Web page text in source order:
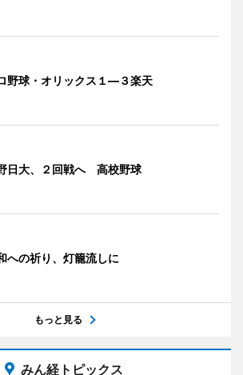
野球・オリックス１―３楽天
日大、２回戦へ 高校野球
への祈り、灯籠流しに
もっと見る
みん経トピックス